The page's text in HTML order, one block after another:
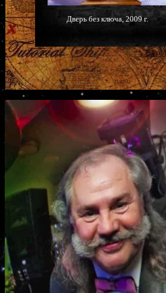
Дверь без ключа, 2009 г.